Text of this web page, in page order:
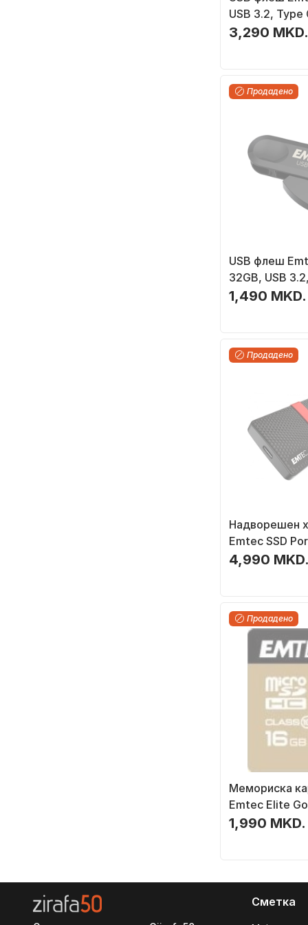
USB 3.2, Type
3,290 MKD.
Продадено
USB флеш
32GB, USB
1,490 MKD.
Продадено
Надворешен
Emtec SSD
4,990 MKD.
Продадено
Мемориска
Emtec Elite
MicroSDHC
1,990 MKD.
Сметка